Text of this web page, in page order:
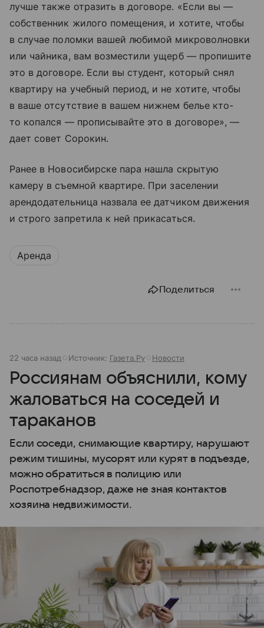
лучше также отразить в договоре. «Если вы —
собственник жилого помещения, и хотите, чтобы
в случае поломки вашей любимой микроволновки
или чайника, вам возместили ущерб — пропишите
это в договоре. Если вы студент, который снял
квартиру на учебный период, и не хотите, чтобы
в ваше отсутствие в вашем нижнем белье кто-
то копался — прописывайте это в договоре», —
дает совет Сорокин.
Ранее в Новосибирске пара нашла скрытую
камеру в съемной квартире. При заселении
арендодательница назвала ее датчиком движения
и строго запретила к ней прикасаться.
Аренда
Поделиться
22 часа назад Источник: Газета.Ру Новости
Россиянам объяснили, кому
жаловаться на соседей и
тараканов
Если соседи, снимающие квартиру, нарушают
режим тишины, мусорят или курят в подъезде,
можно обратиться в полицию или
Роспотребнадзор, даже не зная контактов
хозяина недвижимости.